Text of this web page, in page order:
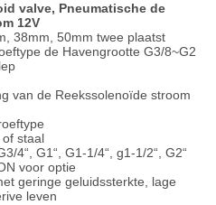
valve, Pneumatische de
12V
38mm, 50mm twee plaatst
de Havengrootte G3/8~G2
van de Reekssolenoïde stroom
staal
4“, G1“, G1-1/4“, g1-1/2“, G2“
voor optie
geringe geluidssterkte, lage
leven